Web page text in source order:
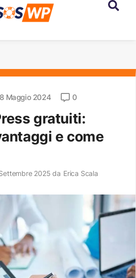
8 Maggio 2024 0
gratuiti:
e come
2025 da Erica Scala